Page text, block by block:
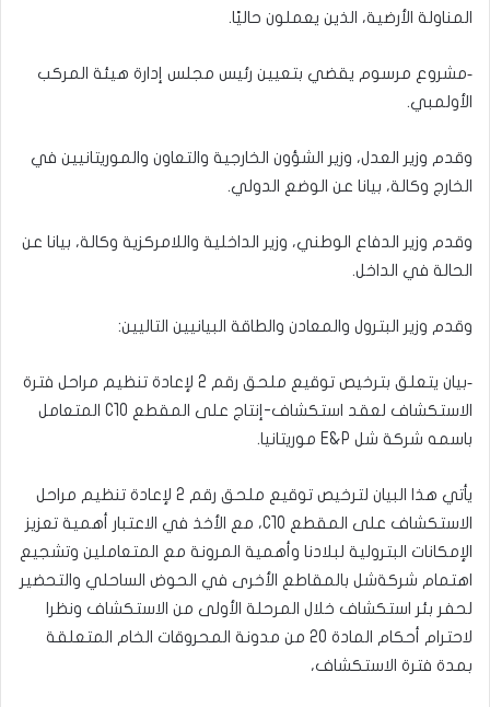
المناولة الأرضية، الذين يعملون حاليًا.
‐مشروع مرسوم يقضي بتعيين رئيس مجلس إدارة هيئة المركب
الأولمبي.
وقدم وزير العدل، وزير الشؤون الخارجية والتعاون والموريتانيين في
الخارج وكالة، بيانا عن الوضع الدولي.
وقدم وزير الدفاع الوطني، وزير الداخلية واللامركزية وكالة، بيانا عن
الحالة في الداخل.
وقدم وزير البترول والمعادن والطاقة البيانيين التاليين:
‐بيان يتعلق بترخيص توقيع ملحق رقم 2 لإعادة تنظيم مراحل فترة
الاستكشاف لعقد استكشاف-إنتاج على المقطع C10 المتعامل
باسمه شركة شل E&P موريتانيا.
يأتي هذا البيان لترخيص توقيع ملحق رقم 2 لإعادة تنظيم مراحل
الاستكشاف على المقطع C10، مع الأخذ في الاعتبار أهمية تعزيز
الإمكانات البترولية لبلادنا وأهمية المرونة مع المتعاملين وتشجيع
اهتمام شركةشل بالمقاطع الأخرى في الحوض الساحلي والتحضير
لحفر بئر استكشاف خلال المرحلة الأولى من الاستكشاف ونظرا
لاحترام أحكام المادة 20 من مدونة المحروقات الخام المتعلقة
بمدة فترة الاستكشاف،